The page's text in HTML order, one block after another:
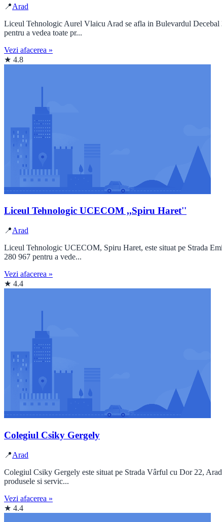
📍Arad
Liceul Tehnologic Aurel Vlaicu Arad se afla in Bulevardul
pentru a vedea toate pr...
Vezi afacerea »
★ 4.8
Liceul Tehnologic UCECOM ,,Spiru Haret''
📍Arad
Liceul Tehnologic UCECOM, Spiru Haret, este situat pe Strada
280 967 pentru a vede...
Vezi afacerea »
★ 4.4
Colegiul Csiky Gergely
📍Arad
Colegiul Csiky Gergely este situat pe Strada Vârful cu Dor 22,
produsele si servic...
Vezi afacerea »
★ 4.4